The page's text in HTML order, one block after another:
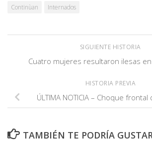
Continùan
Internados
SIGUIENTE HISTORIA
Cuatro mujeres resultaron ilesas
HISTORIA PREVIA
ÚLTIMA NOTICIA – Choque
TAMBIÉN TE PODRÍA